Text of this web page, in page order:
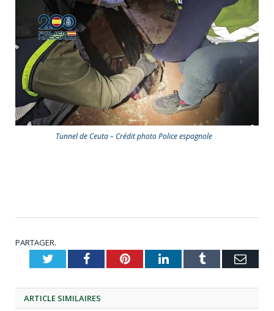
Tunnel de Ceuta – Crédit photo Police espagnole
PARTAGER.
TwitterFacebookPinterestLinkedInTumblr
ARTICLE SIMILAIRES